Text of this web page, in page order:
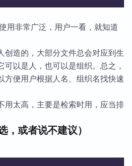
用非常广泛，用户一看，就知道
创造的，大部分文件总会对应到生
以是人，也可以是组织。总之，
方便用户根据人名、组织名找快速
用太高，主要是检索时用，应当排
，或者说不建议）